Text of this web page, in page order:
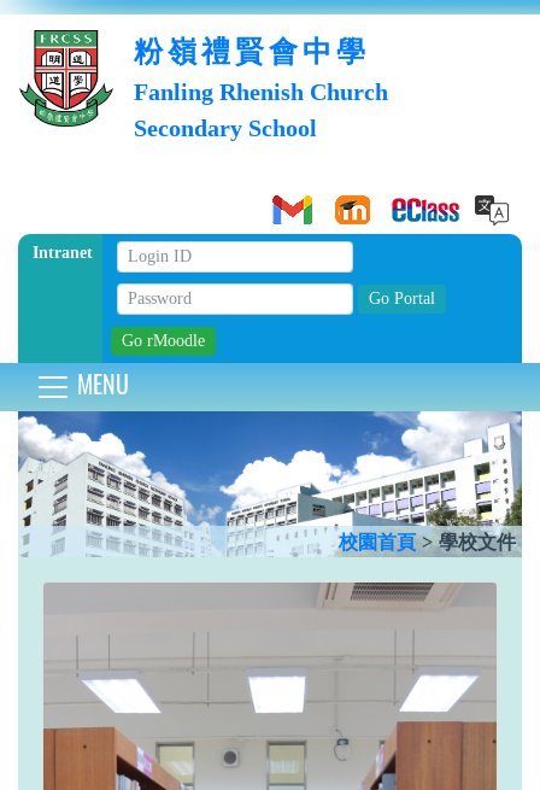
粉嶺禮賢會中學
Fanling Rhenish Church
Secondary School
Intranet
MENU
校園首頁 > 學校文件